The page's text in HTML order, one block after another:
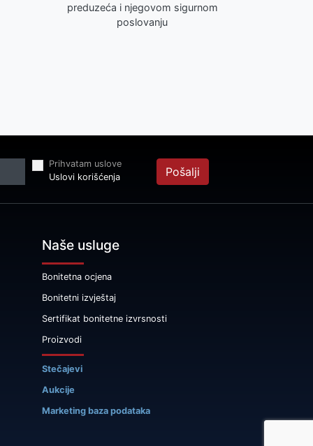
preduzeća i njegovom sigurnom
poslovanju
Prihvatam uslove
Uslovi korišćenja
Pošalji
Naše usluge
Bonitetna ocjena
Bonitetni izvještaj
Sertifikat bonitetne izvrsnosti
Proizvodi
Stečajevi
Aukcije
Marketing baza podataka